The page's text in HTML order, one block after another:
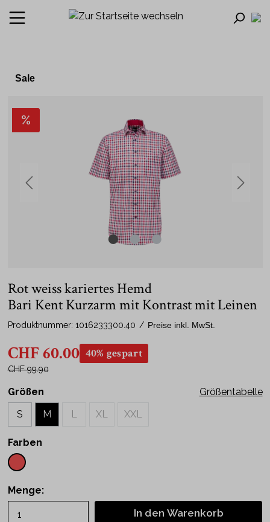
Sale
%
Rot weiss kariertes Hemd
Bari Kent Kurzarm mit Kontrast mit Leinen
Produktnummer: 1016233300.40 / Preise inkl. MwSt.
CHF 60.00 40% gespart
CHF 99.90
Größentabelle
Größen
L
M
S XL XXL
Farben
Menge:
In den Warenkorb